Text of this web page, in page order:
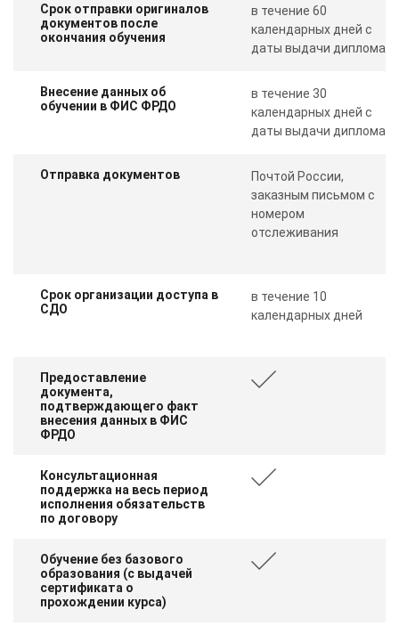
Срок отправки оригиналов
документов после
окончания обучения
в течение 60
календарных дней с
даты выдачи диплома
Внесение данных об
обучении в ФИС ФРДО
в течение 30
календарных дней с
даты выдачи диплома
Отправка документов
Почтой России,
заказным письмом с
номером
отслеживания
Срок организации доступа в
СДО
в течение 10
календарных дней
Предоставление
документа,
подтверждающего факт
внесения данных в ФИС
ФРДО
Консультационная
поддержка на весь период
исполнения обязательств
по договору
Обучение без базового
образования (с выдачей
сертификата о
прохождении курса)